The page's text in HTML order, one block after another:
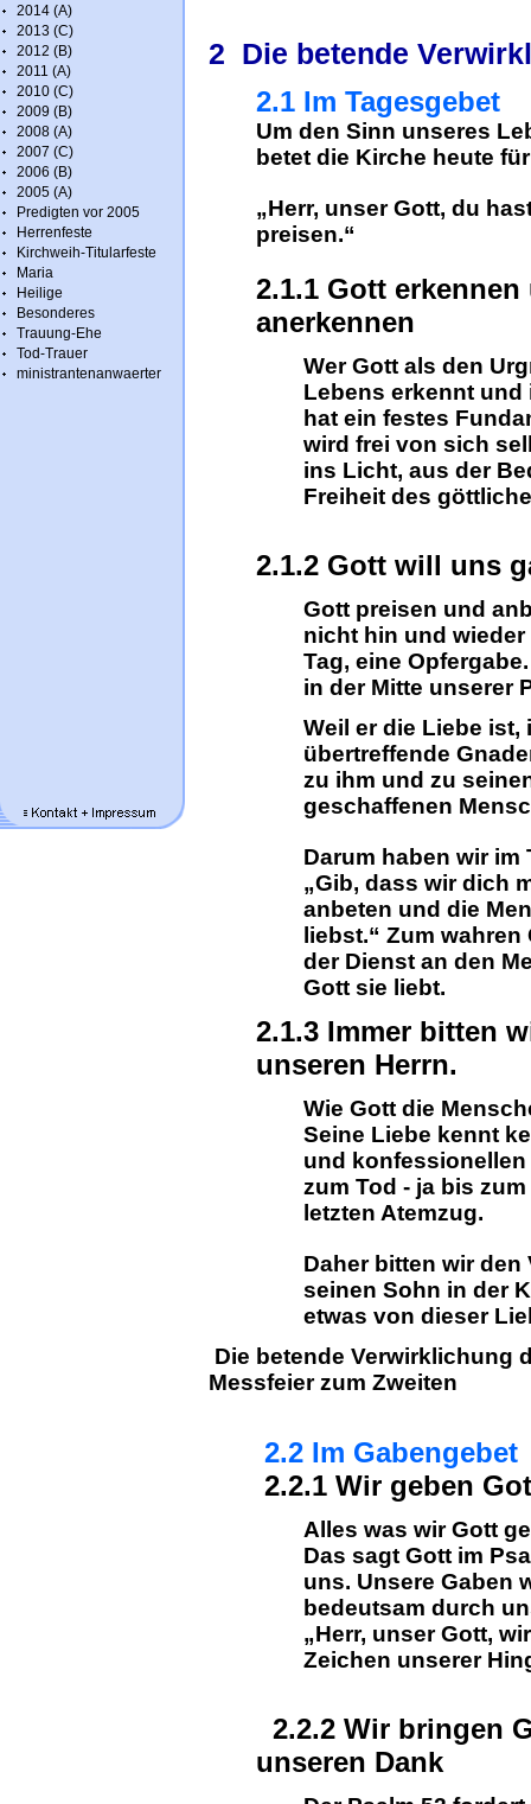
2014 (A)
2013 (C)
2012 (B)
2011 (A)
2010 (C)
2009 (B)
2008 (A)
2007 (C)
2006 (B)
2005 (A)
Predigten vor 2005
Herrenfeste
Kirchweih-Titularfeste
Maria
Heilige
Besonderes
Trauung-Ehe
Tod-Trauer
ministrantenanwaerter
2 Die betende
2.1 Im Tagesgebet
Um den Sinn unseres
betet die Kirche heute
„Herr, unser Gott, du
preisen.“
2.1.1 Gott
anerkennen
Wer Gott als den
Lebens erkennt
hat ein festes
wird frei von sich
ins Licht, aus der
Freiheit des
2.1.2 Gott will uns
Gott preisen und
nicht hin und
Tag, eine
in der Mitte unserer
Weil er die Liebe ist,
übertreffende
zu ihm und zu
geschaffenen
Darum haben wir im
„Gib, dass wir dich
anbeten und die
liebst.“ Zum
der Dienst an den
Gott sie liebt.
2.1.3 Immer bitten
unseren Herrn.
Wie Gott die
Seine Liebe kennt
und
zum Tod - ja bis
letzten Atemzug.
Daher bitten wir den
seinen Sohn in der
etwas von dieser
Die betende Verwirklichung
Messfeier zum Zweiten
2.2 Im Gabengebet
2.2.1 Wir geben
Alles was wir Gott
Das sagt Gott im
uns. Unsere Gaben
bedeutsam durch
„Herr, unser Gott,
Zeichen unserer
2.2.2 Wir bringen
unseren Dank